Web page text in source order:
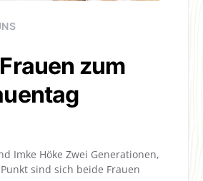
zum
Imke Höke Zwei Generationen,
sind sich beide Frauen